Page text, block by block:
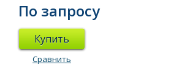
По запросу
Купить
Сравнить